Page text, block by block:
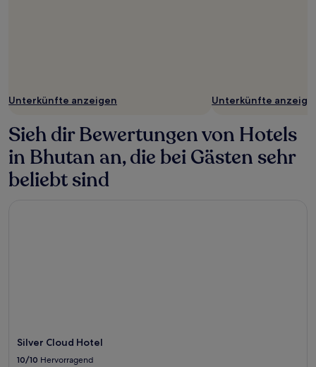
Unterkünfte anzeigen Unterkünfte
Sieh dir Bewertungen von Hotels
in Bhutan an, die bei Gästen sehr
beliebt sind
Silver Cloud Hotel
10/10 Hervorragend